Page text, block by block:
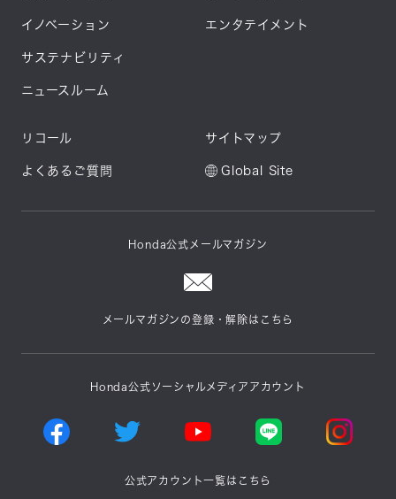
イノベーション
サステナビリティ
ニュースルーム
エンタテイメント
リコール
よくあるご質問
サイトマップ
Global Site
Honda公式メールマガジン
メールマガジンの登録・解除はこちら
Honda公式ソーシャルメディアアカウント
公式アカウント一覧はこちら